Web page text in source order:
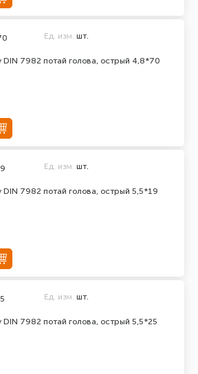
7982 потай голова, острый 4,8*70
Ед. изм. шт.
7982 потай голова, острый 5,5*19
Ед. изм. шт.
7982 потай голова, острый 5,5*25
Ед. изм. шт.